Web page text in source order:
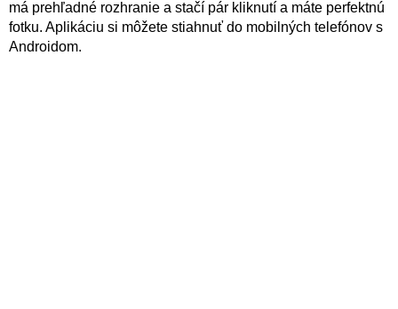
má prehľadné rozhranie a stačí pár kliknutí a máte perfektnú
fotku. Aplikáciu si môžete stiahnuť do mobilných telefónov s
Androidom.